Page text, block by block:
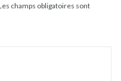
champs obligatoires sont